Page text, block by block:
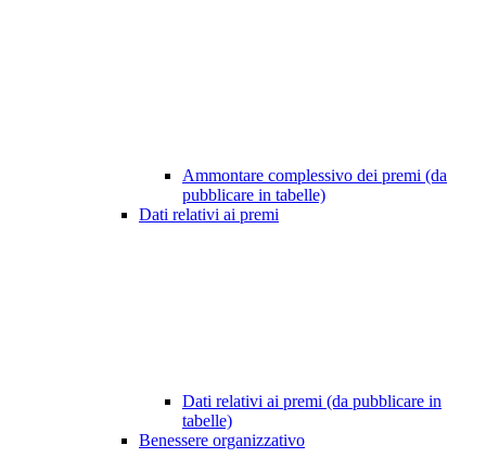
Ammontare complessivo dei premi (da
pubblicare in tabelle)
Dati relativi ai premi
Dati relativi ai premi (da pubblicare in
tabelle)
Benessere organizzativo